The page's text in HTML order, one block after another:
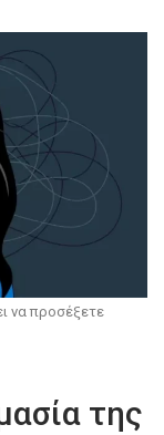
να προσέξετε
της